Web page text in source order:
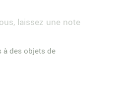
laissez une note
à des objets de